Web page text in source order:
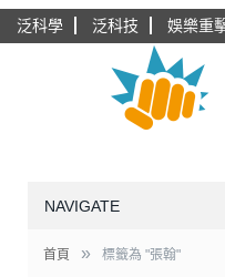
泛科學 泛科技 娛樂重
NAVIGATE
首頁 » 標籤為 "張翰"